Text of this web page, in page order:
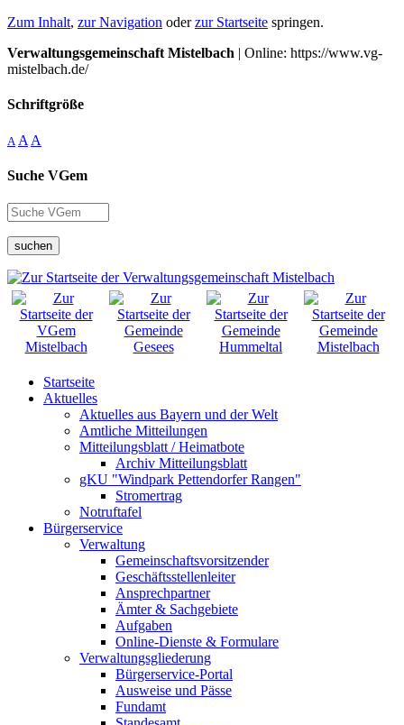
Zum Inhalt, zur Navigation oderzur Startseite springen.
Verwaltungsgemeinschaft Mistelbach | Online: https://www.vg-
mistelbach.de/
Schriftgröße
A A A
Suche VGem
suchen
Startseite
Aktuelles
Aktuelles aus Bayern und der Welt
Amtliche Mitteilungen
Mitteilungsblatt / Heimatbote
Archiv Mitteilungsblatt
gKU "Windpark Pettendorfer Rangen"
Stromertrag
Notruftafel
Bürgerservice
Verwaltung
Gemeinschaftsvorsitzender
Geschäftsstellenleiter
Ansprechpartner
Ämter & Sachgebiete
Aufgaben
Online-Dienste & Formulare
Verwaltungsgliederung
Bürgerservice-Portal
Ausweise und Pässe
Fundamt